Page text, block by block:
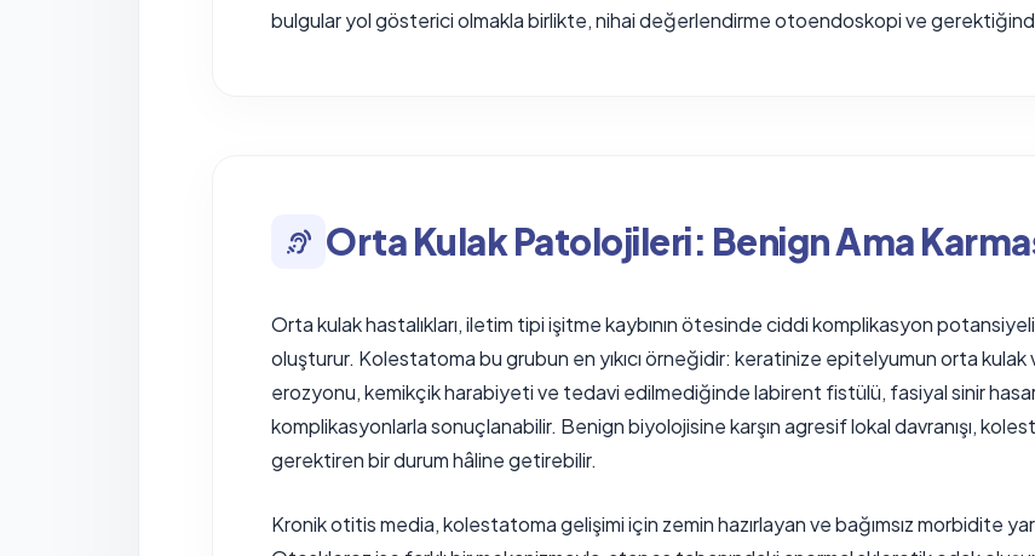
bulgular yol gösterici olmakla birlikte, nihai değerlendirme otoendoskopi ve
Orta Kulak Patolojileri: Benign Ama
Orta kulak hastalıkları, iletim tipi işitme kaybının ötesinde ciddi komplikasyon
oluşturur. Kolestatoma bu grubun en yıkıcı örneğidir: keratinize epitelyumun orta
erozyonu, kemikçik harabiyeti ve tedavi edilmediğinde labirent fistülü, fasiyal sinir
komplikasyonlarla sonuçlanabilir. Benign biyolojisine karşın agresif lokal davranışı,
gerektiren bir durum hâline getirebilir.
Kronik otitis media, kolestatoma gelişimi için zemin hazırlayan ve bağımsız morbidite